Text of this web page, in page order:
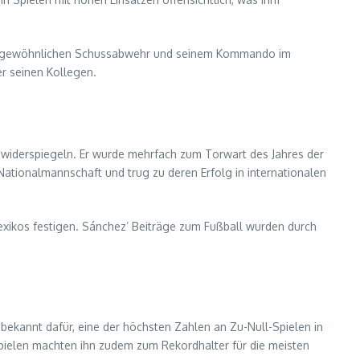
Schussabwehr und seinem Kommando im
seinen Kollegen.
Er wurde mehrfach zum Torwart des Jahres der
und trug zu deren Erfolg in internationalen
festigen. Sánchez’ Beiträge zum Fußball wurden durch
dafür, eine der höchsten Zahlen an Zu-Null-Spielen in
machten ihn zudem zum Rekordhalter für die meisten